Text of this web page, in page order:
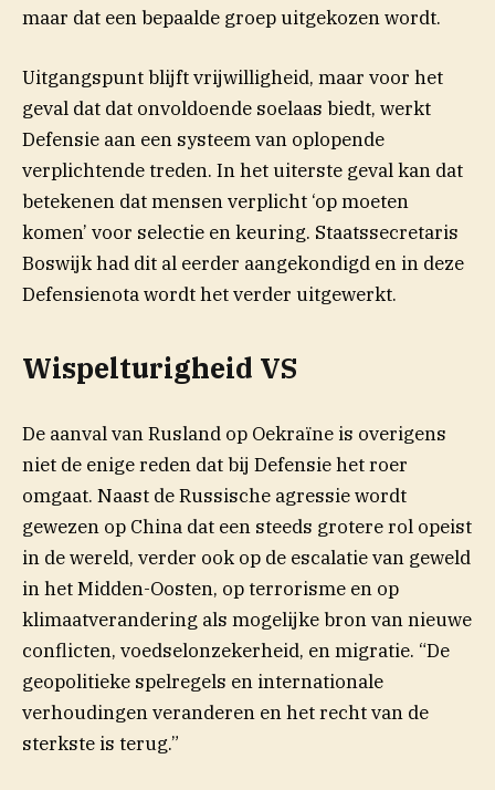
maar dat een bepaalde groep uitgekozen wordt.
Uitgangspunt blijft vrijwilligheid, maar voor het
geval dat dat onvoldoende soelaas biedt, werkt
Defensie aan een systeem van oplopende
verplichtende treden. In het uiterste geval kan dat
betekenen dat mensen verplicht ‘op moeten
komen’ voor selectie en keuring. Staatssecretaris
Boswijk had dit al eerder aangekondigd en in deze
Defensienota wordt het verder uitgewerkt.
Wispelturigheid VS
De aanval van Rusland op Oekraïne is overigens
niet de enige reden dat bij Defensie het roer
omgaat. Naast de Russische agressie wordt
gewezen op China dat een steeds grotere rol opeist
in de wereld, verder ook op de escalatie van geweld
in het Midden-Oosten, op terrorisme en op
klimaatverandering als mogelijke bron van nieuwe
conflicten, voedselonzekerheid, en migratie. “De
geopolitieke spelregels en internationale
verhoudingen veranderen en het recht van de
sterkste is terug.”